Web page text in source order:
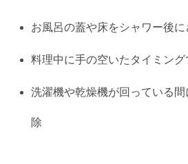
お風呂の蓋や床をシャワー後に
料理中に手の空いたタイミング
洗濯機や乾燥機が回っている
除